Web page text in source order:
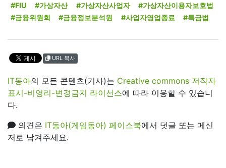
#FIU #가상자산 #가상자산사업자
#가상자산이용자보호법
#금융위원회
#금융정보분석원 #사업자영업종료 #특금법
URL 복사
IT동아의 모든 콘텐츠(기사)는 Creative commons 저작자
표시-비영리-변경금지 라이선스에 따라 이용할 수 있습니
다.
의견은 IT동아(게임동아) 페이스북에서 덧글 또는 메신
저로 남겨주세요.